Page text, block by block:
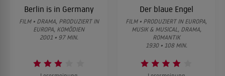
Berlin is in Germany
FILM • DRAMA, PRODUZIERT IN
EUROPA, KOMÖDIEN
2001 • 97 MIN.
Der blaue Engel
FILM • PRODUZIERT IN EUROPA,
MUSIK & MUSICAL, DRAMA,
ROMANTIK
1930 • 108 MIN.